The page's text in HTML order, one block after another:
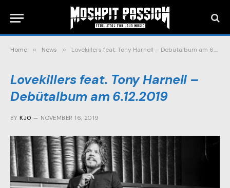
Home » News » Lovekillers feat. Tony Harnell – Debütalbum am 6.12.2019
Lovekillers feat. Tony Harnell –
Debütalbum am 6.12.2019
BY KJO NOVEMBER 16, 2019